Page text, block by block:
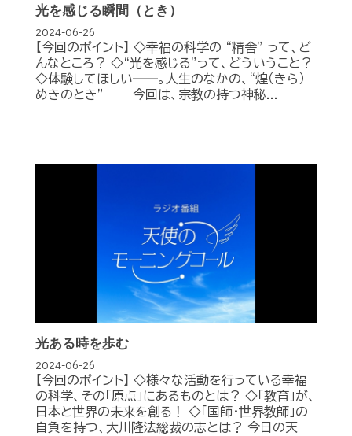
光を感じる瞬間（とき）
2024-06-26
【今回のポイント】 ◇幸福の科学の “精舎” って、ど
んなところ？ ◇“光を感じる”って、どういうこと？
◇体験してほしい――。人生のなかの、“煌（きら）
めきのとき” 今回は、宗教の持つ神秘...
光ある時を歩む
2024-06-26
【今回のポイント】 ◇様々な活動を行っている幸福
の科学、その「原点」にあるものとは？ ◇「教育」が、
日本と世界の未来を創る！ ◇「国師・世界教師」の
自負を持つ、大川隆法総裁の志とは？ 今日の天